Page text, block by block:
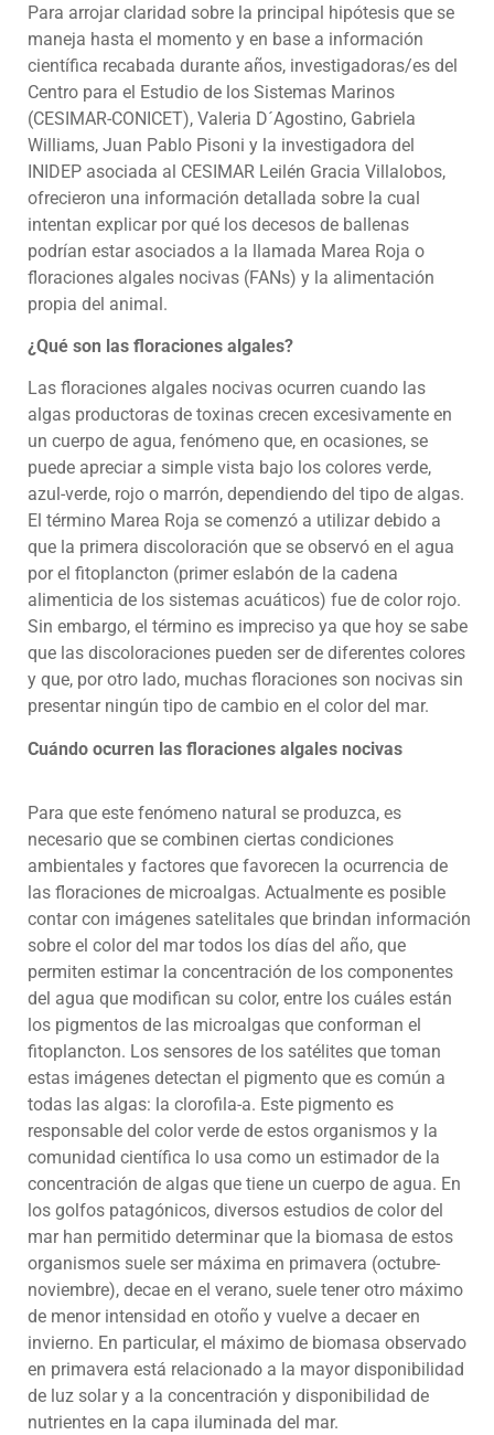
Para arrojar claridad sobre la principal hipótesis que se
maneja hasta el momento y en base a información
científica recabada durante años, investigadoras/es del
Centro para el Estudio de los Sistemas Marinos
(CESIMAR-CONICET), Valeria D´Agostino, Gabriela
Williams, Juan Pablo Pisoni y la investigadora del
INIDEP asociada al CESIMAR Leilén Gracia Villalobos,
ofrecieron una información detallada sobre la cual
intentan explicar por qué los decesos de ballenas
podrían estar asociados a la llamada Marea Roja o
floraciones algales nocivas (FANs) y la alimentación
propia del animal.
¿Qué son las floraciones algales?
Las floraciones algales nocivas ocurren cuando las
algas productoras de toxinas crecen excesivamente en
un cuerpo de agua, fenómeno que, en ocasiones, se
puede apreciar a simple vista bajo los colores verde,
azul-verde, rojo o marrón, dependiendo del tipo de algas.
El término Marea Roja se comenzó a utilizar debido a
que la primera discoloración que se observó en el agua
por el fitoplancton (primer eslabón de la cadena
alimenticia de los sistemas acuáticos) fue de color rojo.
Sin embargo, el término es impreciso ya que hoy se sabe
que las discoloraciones pueden ser de diferentes colores
y que, por otro lado, muchas floraciones son nocivas sin
presentar ningún tipo de cambio en el color del mar.
Cuándo ocurren las floraciones algales nocivas
Para que este fenómeno natural se produzca, es
necesario que se combinen ciertas condiciones
ambientales y factores que favorecen la ocurrencia de
las floraciones de microalgas. Actualmente es posible
contar con imágenes satelitales que brindan información
sobre el color del mar todos los días del año, que
permiten estimar la concentración de los componentes
del agua que modifican su color, entre los cuáles están
los pigmentos de las microalgas que conforman el
fitoplancton. Los sensores de los satélites que toman
estas imágenes detectan el pigmento que es común a
todas las algas: la clorofila-a. Este pigmento es
responsable del color verde de estos organismos y la
comunidad científica lo usa como un estimador de la
concentración de algas que tiene un cuerpo de agua. En
los golfos patagónicos, diversos estudios de color del
mar han permitido determinar que la biomasa de estos
organismos suele ser máxima en primavera (octubre-
noviembre), decae en el verano, suele tener otro máximo
de menor intensidad en otoño y vuelve a decaer en
invierno. En particular, el máximo de biomasa observado
en primavera está relacionado a la mayor disponibilidad
de luz solar y a la concentración y disponibilidad de
nutrientes en la capa iluminada del mar.